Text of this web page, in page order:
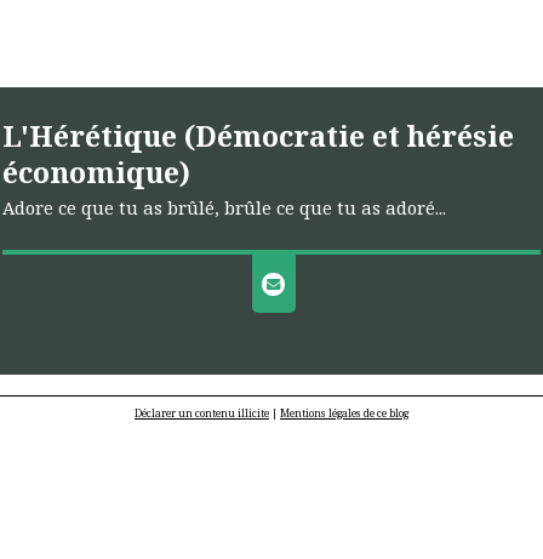
L'Hérétique (Démocratie et hérésie
économique)
Adore ce que tu as brûlé, brûle ce que tu as adoré...
Déclarer un contenu illicite | Mentions légales de ce blog